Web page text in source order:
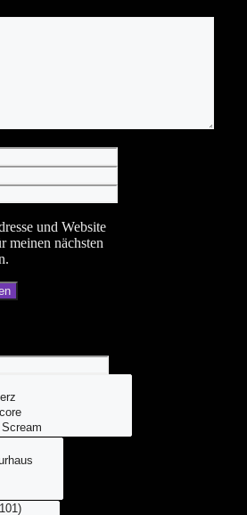
und Website
meinen nächsten